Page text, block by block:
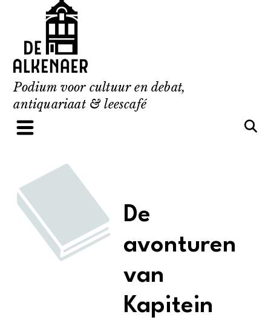
content
Podium voor cultuur en debat,
antiquariaat & leescafé
De
avonturen
van
Kapitein